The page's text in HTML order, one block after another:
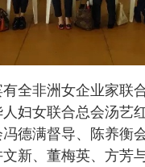
全非洲女企业家联
妇女联合总会汤艺
德满督导、陈养衡
新、董梅英、方芳